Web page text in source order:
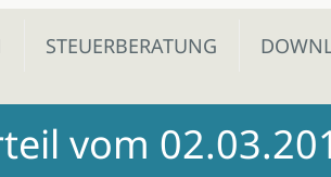
STEUERBERATUNG
vom